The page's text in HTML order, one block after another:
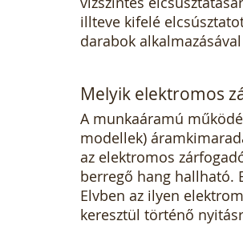
illteve kifelé
darabok
Melyik elektromos
A munkaáramú
modellek)
az elektromos
berregő hang hallható.
Elvben az ilyen
keresztül történő